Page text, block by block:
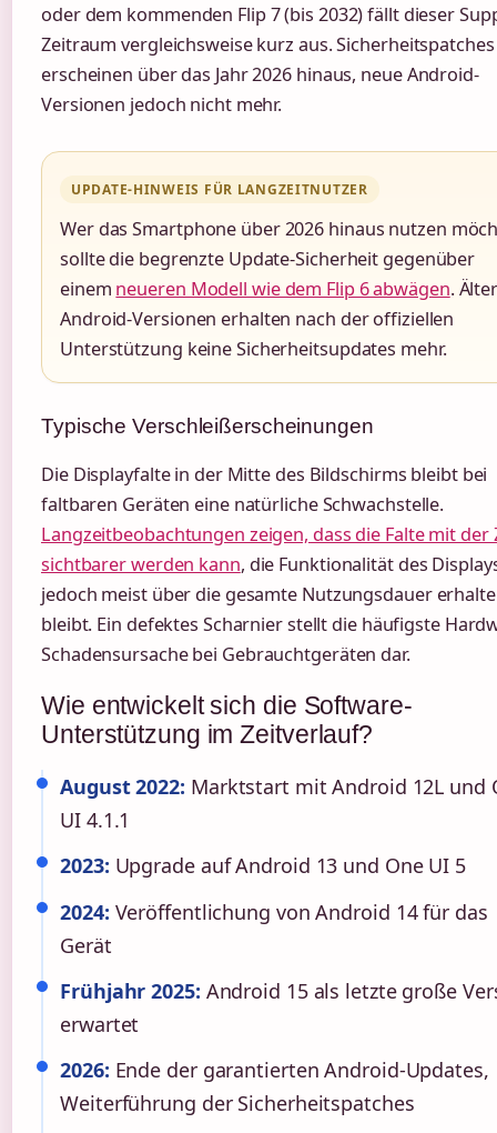
oder dem kommenden Flip 7 (bis 2032) fällt dieser
Zeitraum vergleichsweise kurz aus. Sicherheitspatches
erscheinen über das Jahr 2026 hinaus, neue Android-
Versionen jedoch nicht mehr.
UPDATE-HINWEIS FÜR LANGZEITNUTZER
Wer das Smartphone über 2026 hinaus nutzen
sollte die begrenzte Update-Sicherheit gegenüber
einem neueren Modell wie dem Flip 6 abwägen.
Android-Versionen erhalten nach der offiziellen
Unterstützung keine Sicherheitsupdates mehr.
Typische Verschleißerscheinungen
Die Displayfalte in der Mitte des Bildschirms bleibt bei
faltbaren Geräten eine natürliche Schwachstelle.
Langzeitbeobachtungen zeigen, dass die Falte mit der
sichtbarer werden kann, die Funktionalität des
jedoch meist über die gesamte Nutzungsdauer
bleibt. Ein defektes Scharnier stellt die häufigste
Schadensursache bei Gebrauchtgeräten dar.
Wie entwickelt sich die Software-
Unterstützung im Zeitverlauf?
August 2022: Marktstart mit Android 12L und
UI 4.1.1
2023: Upgrade auf Android 13 und One UI 5
2024: Veröffentlichung von Android 14 für das
Gerät
Frühjahr 2025: Android 15 als letzte große
erwartet
2026: Ende der garantierten Android-Updates,
Weiterführung der Sicherheitspatches